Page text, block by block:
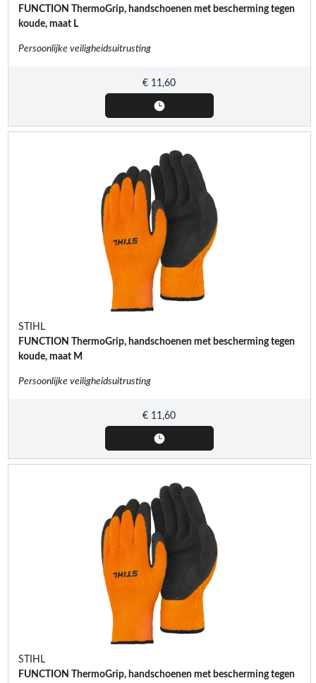
FUNCTION ThermoGrip, handschoenen met bescherming tegen
koude, maat L
Persoonlijke veiligheidsuitrusting
€ 11,60
STIHL
FUNCTION ThermoGrip, handschoenen met bescherming tegen
koude, maat M
Persoonlijke veiligheidsuitrusting
€ 11,60
STIHL
FUNCTION ThermoGrip, handschoenen met bescherming tegen